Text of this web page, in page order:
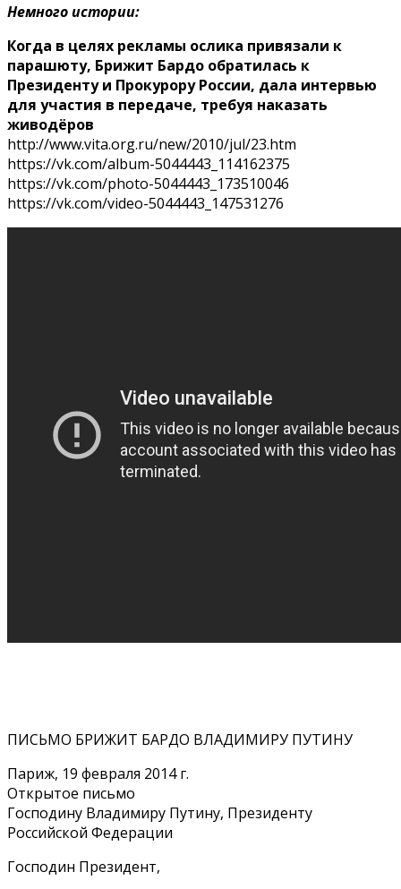
Немного истории:
Когда в целях рекламы ослика привязали к
парашюту, Брижит Бардо обратилась к
Президенту и Прокурору России, дала интервью
для участия в передаче, требуя наказать
живодёров
http://www.vita.org.ru/new/2010/jul/23.htm
https://vk.com/album-5044443_114162375
https://vk.com/photo-5044443_173510046
https://vk.com/video-5044443_147531276
ПИСЬМО БРИЖИТ БАРДО ВЛАДИМИРУ ПУТИНУ
Париж, 19 февраля 2014 г.
Открытое письмо
Господину Владимиру Путину, Президенту
Российской Федерации
Господин Президент,